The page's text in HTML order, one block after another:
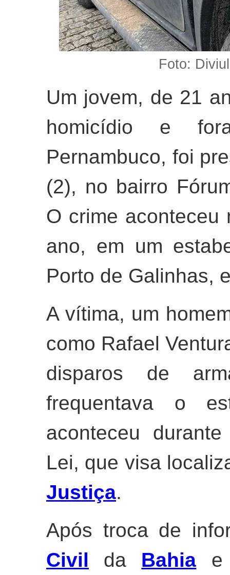
Foto:
Um jovem, de 21
homicídio e
Pernambuco, foi
(2), no bairro
O crime
ano, em um
Porto de Galinhas,
A vítima, um
como Rafael
disparos de
frequentava o
aconteceu
Lei, que visa
Justiça.
Após troca de
Civil da Bahia e